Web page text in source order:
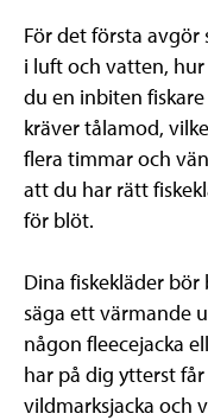
För det första
i luft och vatten,
du en inbiten
kräver tålamod,
flera timmar och
att du har rätt
för blöt.
Dina fiskekläder bör
säga ett värmande
någon fleecejacka
har på dig ytterst
vildmarksjacka och